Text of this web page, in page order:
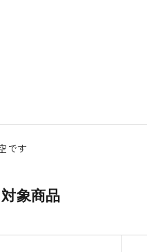
です
象商品